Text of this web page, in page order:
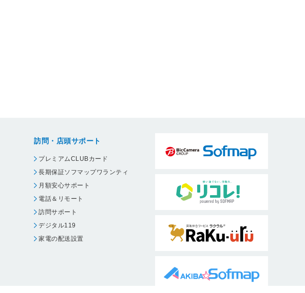
訪問・店頭サポート
プレミアムCLUBカード
長期保証ソフマップワランティ
月額安心サポート
電話＆リモート
訪問サポート
デジタル119
家電の配送設置